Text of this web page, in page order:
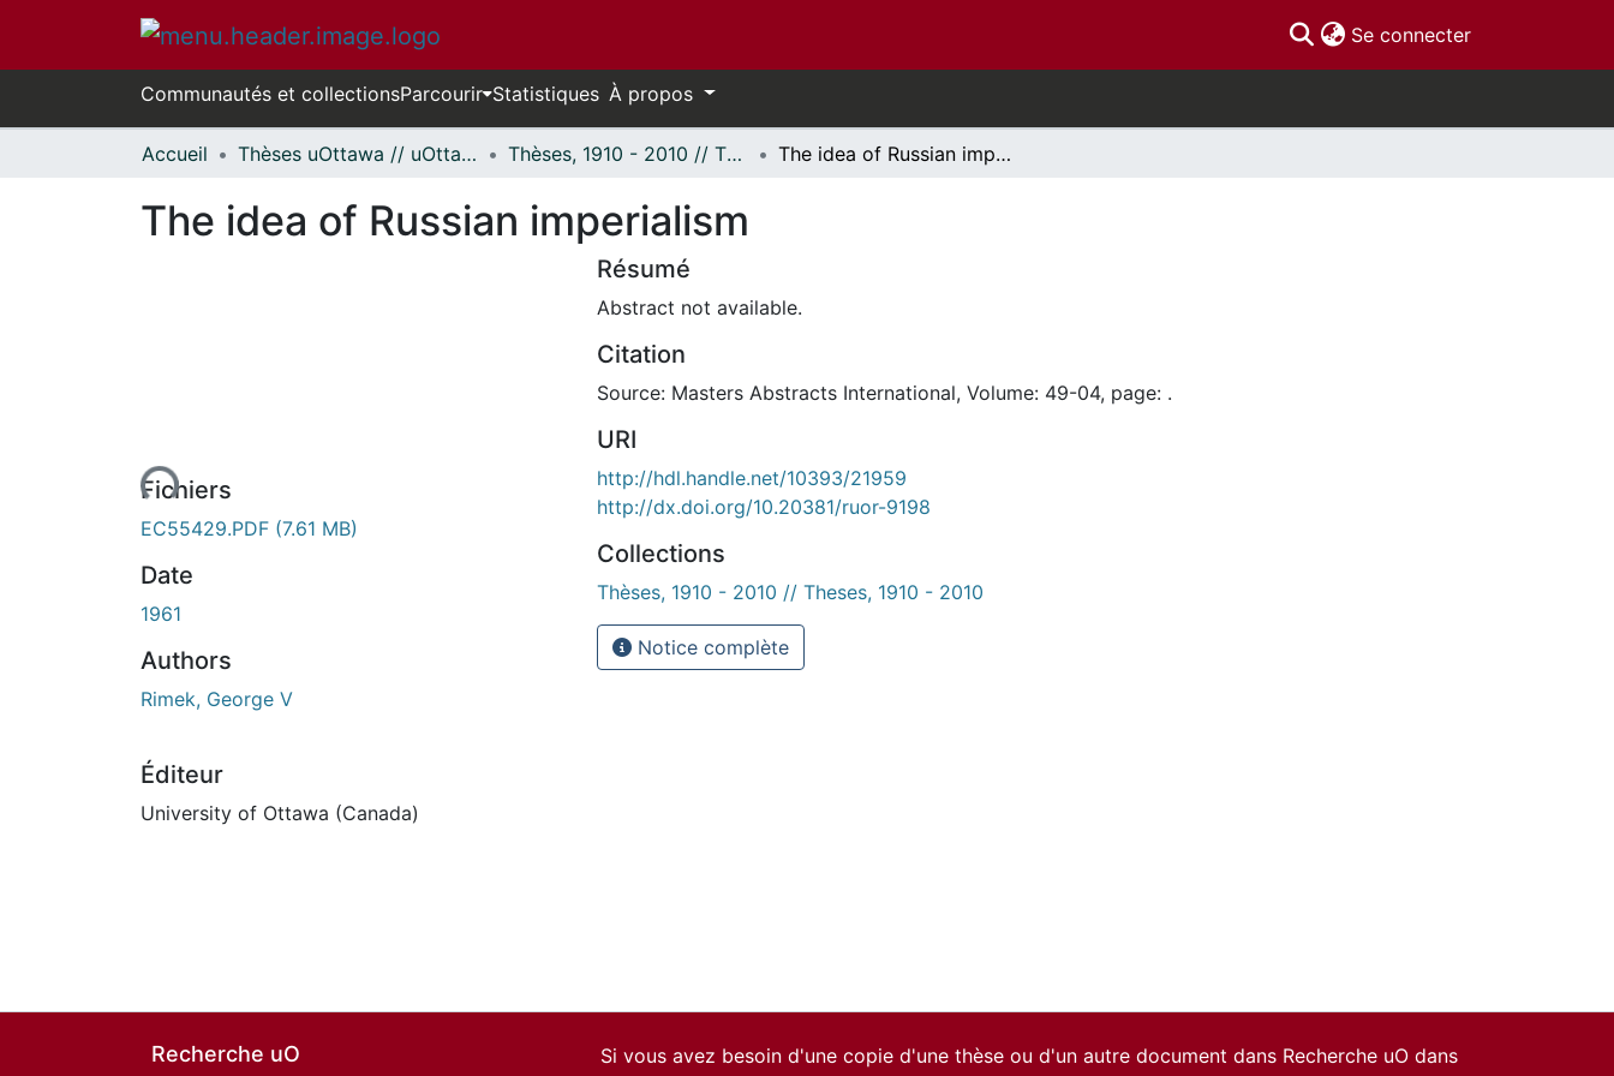
Se connecter(current)
Communautés et collectionsParcourir Statistiques À propos
Accueil Thèses uOttawa // uOttawa Theses Thèses, 1910 - 2010 // Theses, 1910 - 2010 The idea of Russian imperialism
The idea of Russian imperialism
de chargement...Fichiers
EC55429.PDF (7.61 MB)
Date
1961
Authors
Rimek, George V
Éditeur
University of Ottawa (Canada)
Résumé
Abstract not available.
Citation
Source: Masters Abstracts International, Volume: 49-04, page: .
URI
http://hdl.handle.net/10393/21959
http://dx.doi.org/10.20381/ruor-9198
Collections
Thèses, 1910 - 2010 // Theses, 1910 - 2010
Notice complète
Recherche uO
Si vous avez besoin d'une copie d'une thèse ou d'un autre document dans Recherche uO dans